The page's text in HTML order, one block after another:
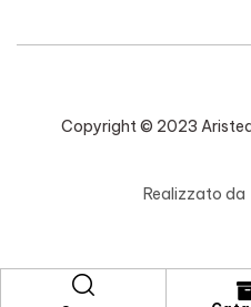
Copyright © 2023 Aristea
Realizzato da